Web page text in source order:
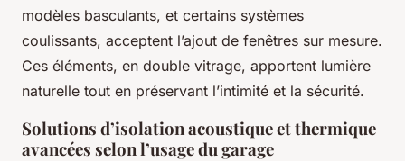
modèles basculants, et certains systèmes
coulissants, acceptent l’ajout de fenêtres sur mesure.
Ces éléments, en double vitrage, apportent lumière
naturelle tout en préservant l’intimité et la sécurité.
Solutions d’isolation acoustique et thermique
avancées selon l’usage du garage